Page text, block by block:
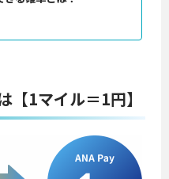
【1マイル＝1円】